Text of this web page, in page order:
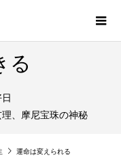
る
、摩尼宝珠の神秘
運命は変えられる